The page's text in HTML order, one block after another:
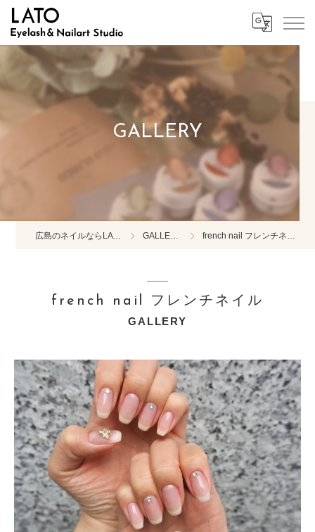
GALLERY
広島のネイルならLATO GALLERY french nail フレンチネイル
GALLERY
french nail フレンチネイル